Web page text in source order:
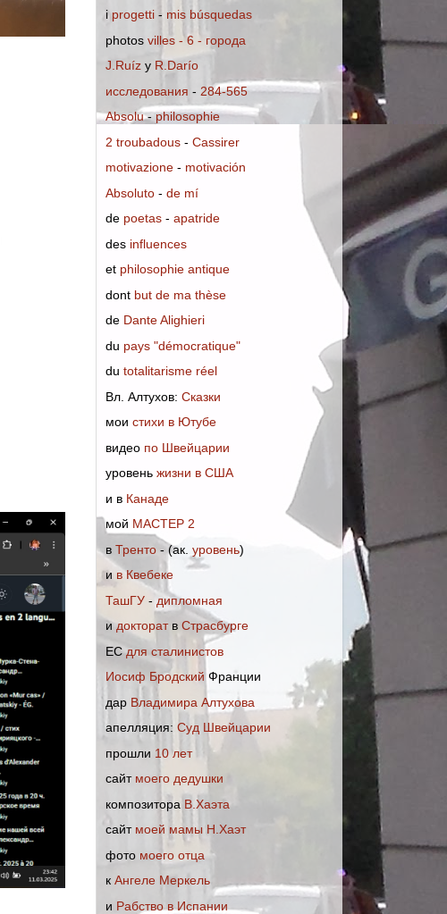
i progetti - mis búsquedas
photos villes - 6 - города
J.Ruíz y R.Darío
исследования - 284-565
Absolu-philosophie
2 troubadous - Cassirer
motivazione - motivación
Absoluto - de mí
de poetas - apatride
des influences
et philosophie antique
dont but de ma thèse
de Dante Alighieri
du pays "démocratique"
du totalitarisme réel
Вл. Алтухов: Сказки
мои стихи в Ютубе
видео по Швейцарии
уровень жизни в США
и в Канаде
мoй МАСТЕР 2
в Тренто - (ак. уровень)
и в Квебеке
ТашГУ - дипломная
идокторатв Страсбурге
ECдля сталинистов
Иосиф Бродский Франции
дар Владимира Алтухова
апелляция: Cуд Швейцарии
прошли 10 лет
cайт моего дедушки
композитора В.Хаэта
cайт моей мамы Н.Хаэт
фото моего отца
к Ангеле Меркель
и Рабство в Испании